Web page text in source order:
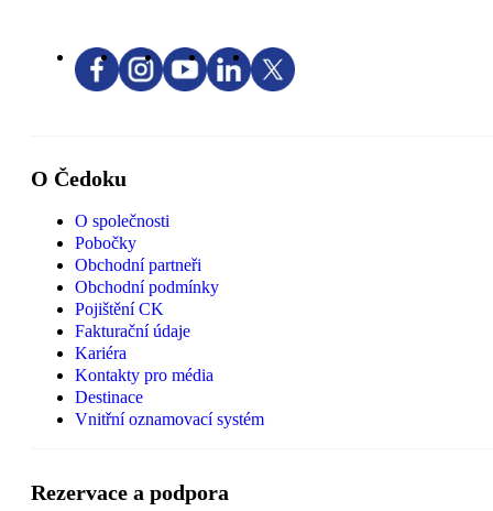
O Čedoku
O společnosti
Pobočky
Obchodní partneři
Obchodní podmínky
Pojištění CK
Fakturační údaje
Kariéra
Kontakty pro média
Destinace
Vnitřní oznamovací systém
Rezervace a podpora